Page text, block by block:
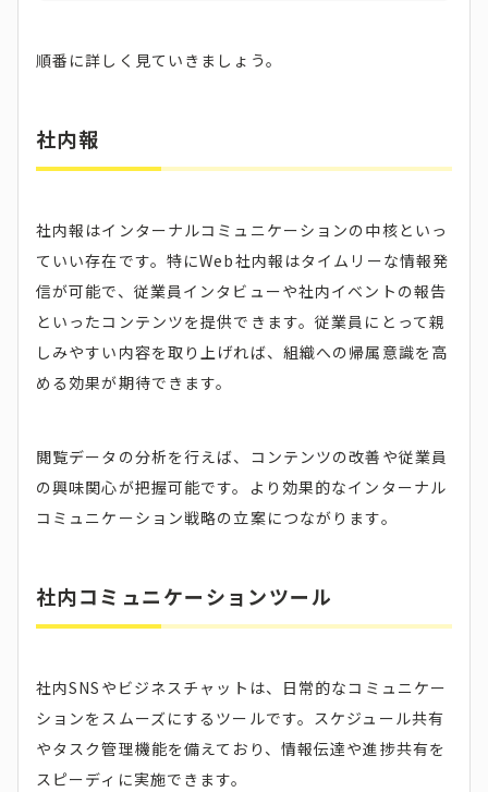
順番に詳しく見ていきましょう。
社内報
社内報はインターナルコミュニケーションの中核といっ
ていい存在です。特にWeb社内報はタイムリーな情報発
信が可能で、従業員インタビューや社内イベントの報告
といったコンテンツを提供できます。従業員にとって親
しみやすい内容を取り上げれば、組織への帰属意識を高
める効果が期待できます。
閲覧データの分析を行えば、コンテンツの改善や従業員
の興味関心が把握可能です。より効果的なインターナル
コミュニケーション戦略の立案につながります。
社内コミュニケーションツール
社内SNSやビジネスチャットは、日常的なコミュニケー
ションをスムーズにするツールです。スケジュール共有
やタスク管理機能を備えており、情報伝達や進捗共有を
スピーディに実施できます。